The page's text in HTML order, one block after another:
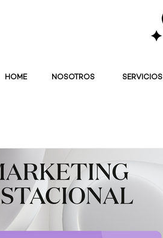
HOME NOSOTROS SERVICIOS